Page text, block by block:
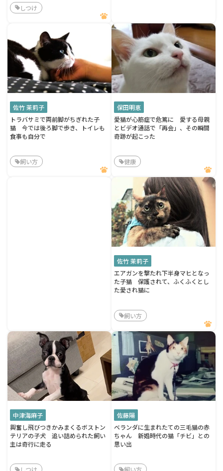
しつけ
佐竹 茉莉子
トラバサミで両前脚がちぎれた子
猫 今では後ろ脚で歩き、トイレも
食事も自分で
飼い方
保田明恵
愛猫が心筋症で危篤に 愛する母親
とビデオ通話で「再会」、その瞬間
奇跡が起こった
健康
佐竹 茉莉子
エアガンを撃たれ下半身マヒとなっ
た子猫 保護されて、ふくふくとし
た愛され猫に
飼い方
中津海麻子
興奮し飛びつきかみまくるボストン
テリアの子犬 追い詰められた飼い
主は奇行に走る
佐藤陽
ベランダに生まれたての三毛猫の赤
ちゃん 新婚時代の猫「チビ」との
思い出